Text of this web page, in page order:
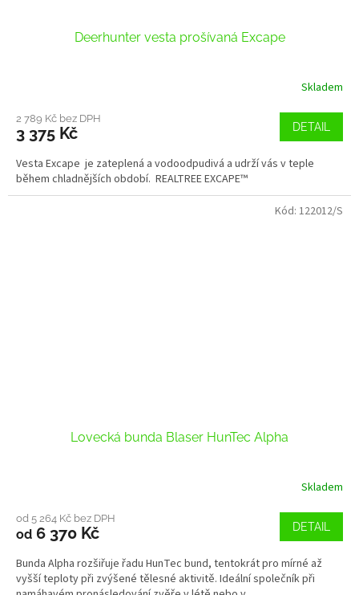
Deerhunter vesta prošívaná Excape
Skladem
2 789 Kč bez DPH
3 375 Kč DETAIL
Vesta Excape je zateplená a vodoodpudivá a udrží vás v teple
během chladnějších období. REALTREE EXCAPE™
Lovecká bunda Blaser HunTec Alpha
Skladem
od 5 264 Kč bez DPH
od 6 370 Kč DETAIL
Bunda Alpha rozšiřuje řadu HunTec bund, tentokrát pro mírné až
vyšší teploty při zvýšené tělesné aktivitě. Ideální společník při
Kód: 122012/S